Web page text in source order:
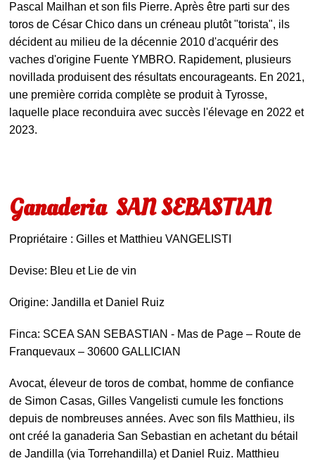
Pascal Mailhan et son fils Pierre. Après être parti sur des
toros de César Chico dans un créneau plutôt "torista", ils
décident au milieu de la décennie 2010 d'acquérir des
vaches d'origine Fuente YMBRO. Rapidement, plusieurs
novillada produisent des résultats encourageants. En 2021,
une première corrida complète se produit à Tyrosse,
laquelle place reconduira avec succès l'élevage en 2022 et
2023.
Ganaderia SAN SEBASTIAN
Propriétaire : Gilles et Matthieu VANGELISTI
Devise: Bleu et Lie de vin
Origine: Jandilla et Daniel Ruiz
Finca: SCEA SAN SEBASTIAN - Mas de Page – Route de
Franquevaux – 30600 GALLICIAN
Avocat, éleveur de toros de combat, homme de confiance
de Simon Casas, Gilles Vangelisti cumule les fonctions
depuis de nombreuses années. Avec son fils Matthieu, ils
ont créé la ganaderia San Sebastian en achetant du bétail
de Jandilla (via Torrehandilla) et Daniel Ruiz. Matthieu